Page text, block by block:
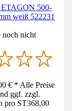
ETAGON 500-
weiß 522231
nicht
€ * Alle Preise
ggf. zzgl.
pro ST368,00